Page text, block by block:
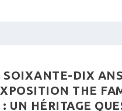
SOIXANTE-DIX
THE
UN HÉRITAGE